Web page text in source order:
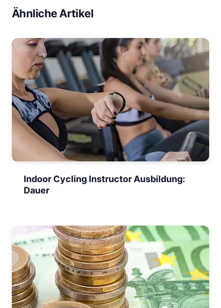
Ähnliche Artikel
Indoor Cycling Instructor Ausbildung:
Dauer